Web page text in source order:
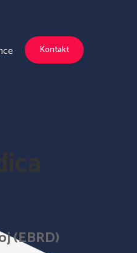
Kontakt
(EBRD)